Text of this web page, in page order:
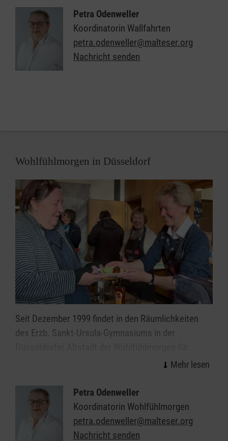
Altötting und Kevelaer sind ebenso Ziele ihrer
großen Pilgerfahrten wie etwa Rom. Der Lourdes-
Krankendienst der Malteser begleitet und pflegt
Kranke und Schwerbehinderte auf der Reise und am
Wallfahrtsort. Ehrenamtliche Helfer kümmern sich
Petra Odenweller
Koordinatorin Wallfahrten
petra.odenweller@malteser.org
Nachricht senden
Wohlfühlmorgen in Düsseldorf
Seit Dezember 1999 findet in den Räumlichkeiten
des Erzb. Sankt-Ursula-Gymnasiums in der
Wohnungslose und Arme statt. Der Leitsatz der
Bedürftigen“
findet hierbei eine sichtbare
Umsetzung.
Entstanden aus einer spontanen Idee nach einer
Petra Odenweller
Koordinatorin Wohlfühlmorgen
petra.odenweller@malteser.org
Nachricht senden